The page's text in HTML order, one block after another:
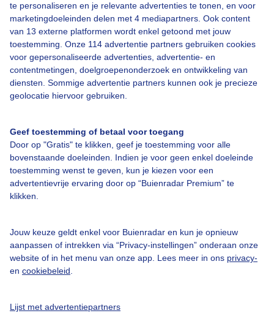
te personaliseren en je relevante advertenties te tonen, en voor
marketingdoeleinden delen met 4 mediapartners. Ook content
van 13 externe platformen wordt enkel getoond met jouw
toestemming. Onze 114 advertentie partners gebruiken cookies
voor gepersonaliseerde advertenties, advertentie- en
contentmetingen, doelgroepenonderzoek en ontwikkeling van
diensten. Sommige advertentie partners kunnen ook je precieze
geolocatie hiervoor gebruiken.
Geef toestemming of betaal voor toegang
Door op "Gratis" te klikken, geef je toestemming voor alle
bovenstaande doeleinden. Indien je voor geen enkel doeleinde
toestemming wenst te geven, kun je kiezen voor een
advertentievrije ervaring door op “Buienradar Premium” te
klikken.
Jouw keuze geldt enkel voor Buienradar en kun je opnieuw
aanpassen of intrekken via “Privacy-instellingen” onderaan onze
website of in het menu van onze app. Lees meer in ons privacy-
en cookiebeleid
Lijst met advertentiepartners
Over Buienradar
Bedrijfsgegevens
Contact
Toegankelijkheid
Gebruikersvoorwaarden
Adverteren
Privacy beleid
Cookie beleid